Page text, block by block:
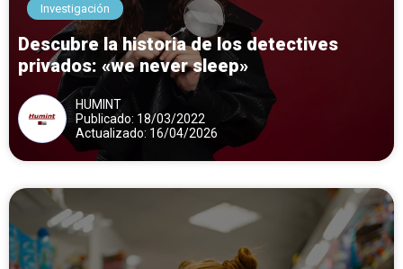
Investigación
Descubre la historia de los detectives
privados: «we never sleep»
HUMINT
Publicado: 18/03/2022
Actualizado: 16/04/2026